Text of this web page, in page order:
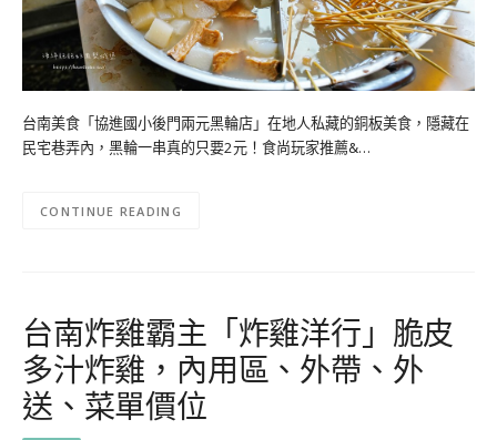
台南美食「協進國小後門兩元黑輪店」在地人私藏的銅板美食，隱藏在
民宅巷弄內，黑輪一串真的只要2元！食尚玩家推薦&…
CONTINUE READING
台南炸雞霸主「炸雞洋行」脆皮
多汁炸雞，內用區、外帶、外
送、菜單價位